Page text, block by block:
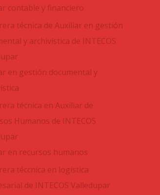
contable y financiero
en gestión documental y
en recursos humanos